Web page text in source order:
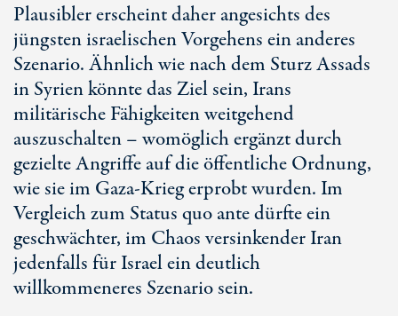
Plausibler erscheint daher angesichts des
jüngsten israelischen Vorgehens ein anderes
Szenario. Ähnlich wie nach dem Sturz Assads
in Syrien könnte das Ziel sein, Irans
militärische Fähigkeiten weitgehend
auszuschalten – womöglich ergänzt durch
gezielte Angriffe auf die öffentliche Ordnung,
wie sie im Gaza-Krieg erprobt wurden. Im
Vergleich zum Status quo ante dürfte ein
geschwächter, im Chaos versinkender Iran
jedenfalls für Israel ein deutlich
willkommeneres Szenario sein.